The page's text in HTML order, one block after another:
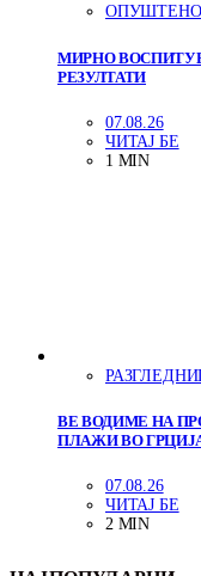
ОПУШТЕНО
МИРНО
РЕЗУЛТАТИ
07.08.26
ЧИТАЈ БЕ
1 MIN
ВЕ ВОДИМЕ НА
ПЛАЖИ ВО
07.08.26
ЧИТАЈ БЕ
2 MIN